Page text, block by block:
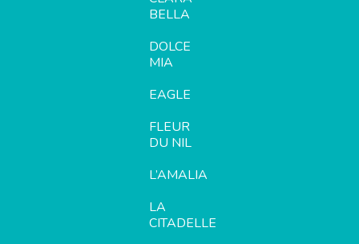
BELLA
DOLCE
MIA
EAGLE
FLEUR
DU NIL
L’AMALIA
LA
CITADELLE